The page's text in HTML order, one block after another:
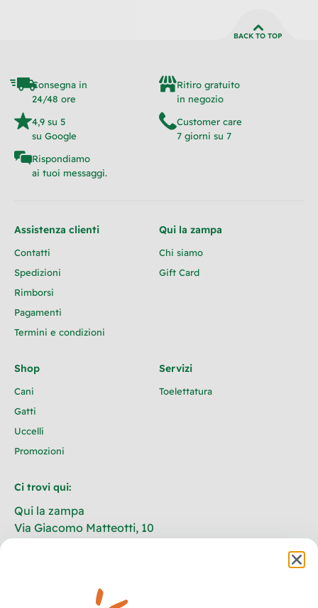
BACK TO TOP
Consegna in
24/48 ore
Ritiro gratuito
in negozio
4,9 su 5
su Google
Customer care
7 giorni su 7
Rispondiamo
ai tuoi messaggi.
Assistenza clienti
Contatti
Spedizioni
Rimborsi
Pagamenti
Termini e condizioni
Qui la zampa
Chi siamo
Gift Card
Shop
Cani
Gatti
Uccelli
Promozioni
Servizi
Toelettatura
Ci trovi qui:
Qui la zampa
Via Giacomo Matteotti, 10
+39 320 702 1196